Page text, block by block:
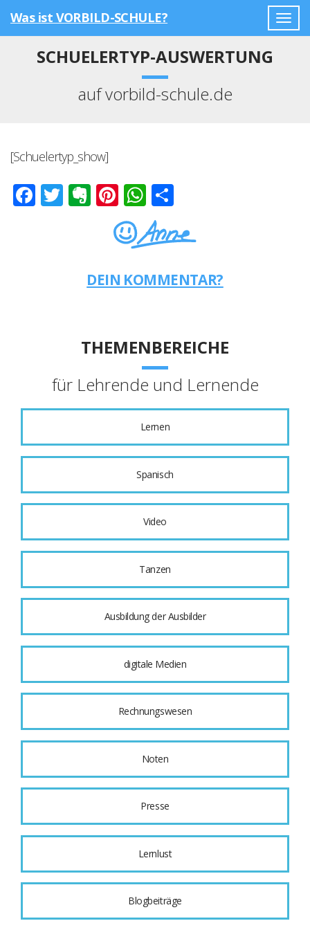
Was ist VORBILD-SCHULE?
SCHUELERTYP-AUSWERTUNG
auf vorbild-schule.de
[Schuelertyp_show]
Facebook
Twitter
Evernote
Pinterest
WhatsApp
DEIN KOMMENTAR?
THEMENBEREICHE
für Lehrende und Lernende
Lernen
Spanisch
Video
Tanzen
Ausbildung der Ausbilder
digitale Medien
Rechnungswesen
Noten
Presse
Lernlust
Blogbeiträge